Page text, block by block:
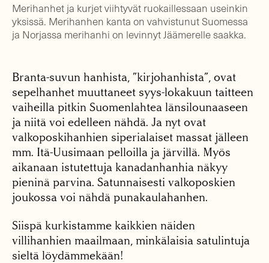
Merihanhet ja kurjet viihtyvät ruokaillessaan useinkin
yksissä. Merihanhen kanta on vahvistunut Suomessa
ja Norjassa merihanhi on levinnyt Jäämerelle saakka.
Branta-suvun hanhista, ”kirjohanhista”, ovat
sepelhanhet muuttaneet syys-lokakuun taitteen
vaiheilla pitkin Suomenlahtea länsilounaaseen
ja niitä voi edelleen nähdä. Ja nyt ovat
valkoposkihanhien siperialaiset massat jälleen
mm. Itä-Uusimaan pelloilla ja järvillä. Myös
aikanaan istutettuja kanadanhanhia näkyy
pieninä parvina. Satunnaisesti valkoposkien
joukossa voi nähdä punakaulahanhen.
Siispä kurkistamme kaikkien näiden
villihanhien maailmaan, minkälaisia satulintuja
sieltä löydämmekään!